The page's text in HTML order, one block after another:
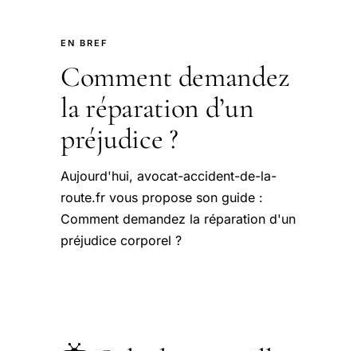
EN BREF
Comment demandez
la réparation d’un
préjudice ?
Aujourd'hui, avocat-accident-de-la-
route.fr vous propose son guide :
Comment demandez la réparation d'un
préjudice corporel ?